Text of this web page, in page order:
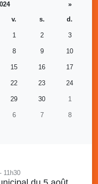
»
v. s. d.
1 2 3
8 9 10
15 16 17
22 23 24
29 30 1
6 7 8
11h30